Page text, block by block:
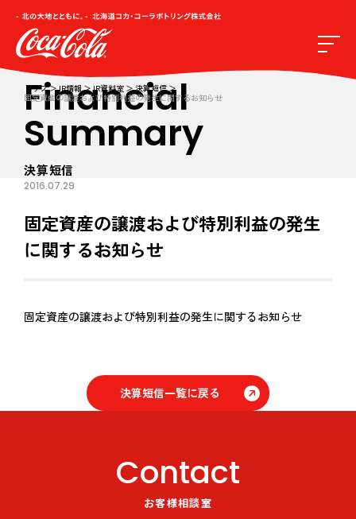
トップ IR情報 IR資料室
決算短信
固定資産の譲渡および特別利益の発生に関するお知らせ
Financial
Summary
決算短信
2016.07.29
固定資産の譲渡および特別利益の発生
に関するお知らせ
固定資産の譲渡および特別利益の発生に関するお知らせ
決算短信一覧に戻る
Contact
お客様相談室